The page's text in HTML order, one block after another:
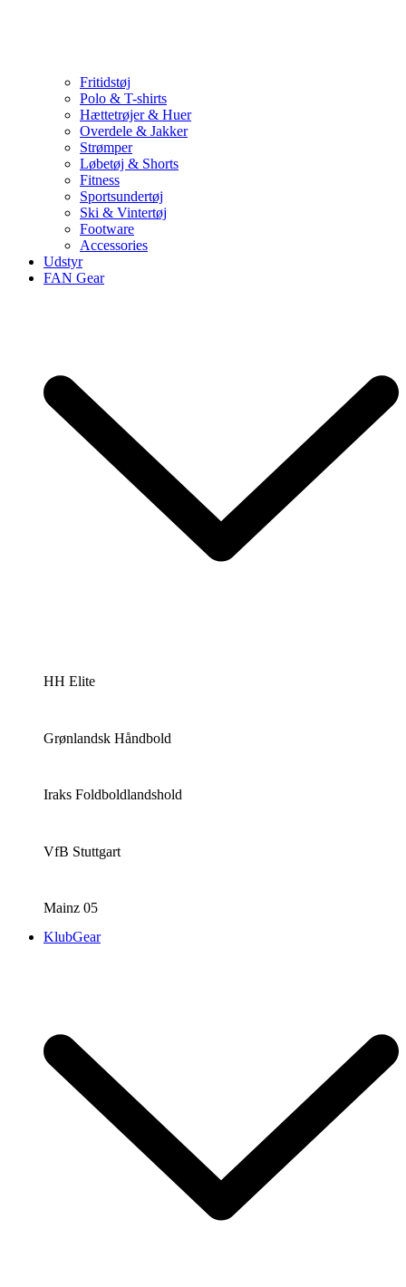
Fritidstøj
Polo & T-shirts
Hættetrøjer & Huer
Overdele & Jakker
Strømper
Løbetøj & Shorts
Fitness
Sportsundertøj
Ski & Vintertøj
Footware
Accessories
Udstyr
FAN Gear
HH Elite
Grønlandsk Håndbold
Iraks Foldboldlandshold
VfB Stuttgart
Mainz 05
KlubGear